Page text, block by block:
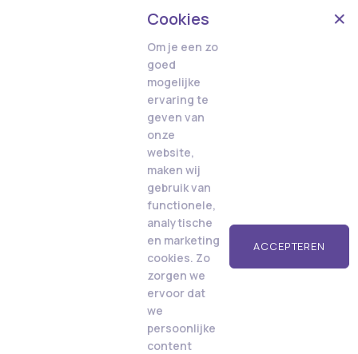
Cookies
Om je een zo
goed
mogelijke
ervaring te
geven van
onze
website,
maken wij
gebruik van
functionele,
analytische
en marketing
cookies. Zo
zorgen we
ervoor dat
we
persoonlijke
content
ACCEPTEREN